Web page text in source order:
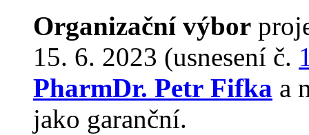
Organizační výbor
15. 6. 2023 (usnesení č.
PharmDr. Petr Fifka a
jako garanční.